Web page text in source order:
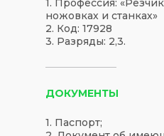
ДОКУМЕНТЫ
1. Профессия:
ножовках и станках»
2. Код: 17928
3. Разряды: 2,3.
1. Паспорт;